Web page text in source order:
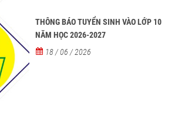
THÔNG BÁO TUYỂN SINH VÀO LỚP 10
NĂM HỌC 2026-2027
18 / 06 / 2026